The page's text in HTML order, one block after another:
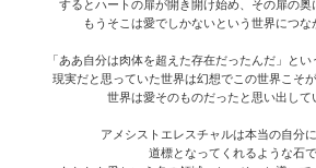
するとハートの扉が開き開け始め、その扉の奥
もうそこは愛でしかないという世界につな
「ああ自分は肉体を超えた存在だったんだ」と
現実だと思っていた世界は幻想でこの世界こそ
世界は愛そのものだったと思い出して
アメシストエレスチャルは本当の自分
道標となってくれるような石で